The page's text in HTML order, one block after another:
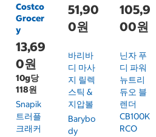
Costco
Grocer
y
13,69
0원
10g당
118원
Snapik
트러플
크래커
51,90
0원
바리바
디 마사
지 릴렉
스틱 &
지압볼
Barybo
Dy
105,9
00원
닌자 푸
디 파워
뉴트리
듀오 블
렌더
CB100K
RCO